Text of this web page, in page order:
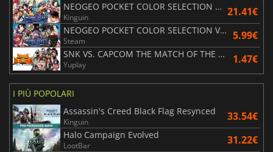
NEOGEO POCKET COLOR SELECTION Vol.2
Kinguin 21.41€
NEOGEO POCKET COLOR SELECTION Vol. 1
Steam 5.99€
SNK VS. CAPCOM THE MATCH OF THE MILLENNIUM
Yuplay 1.47€
I PIÙ POPOLARI
Assassin's Creed Black Flag Resynced
Kinguin 33.54€
Halo Campaign Evolved
LootBar 31.22€